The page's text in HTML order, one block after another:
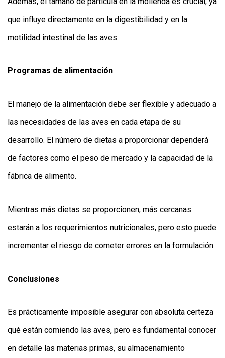
que influye directamente en la digestibilidad y en la
motilidad intestinal de las aves.
Programas de alimentación
El manejo de la alimentación debe ser flexible y adecuado a
las necesidades de las aves en cada etapa de su
desarrollo. El número de dietas a proporcionar dependerá
de factores como el peso de mercado y la capacidad de la
fábrica de alimento.
Mientras más dietas se proporcionen, más cercanas
estarán a los requerimientos nutricionales, pero esto puede
incrementar el riesgo de cometer errores en la formulación.
Conclusiones
Es prácticamente imposible asegurar con absoluta certeza
qué están comiendo las aves, pero es fundamental conocer
en detalle las materias primas, su almacenamiento